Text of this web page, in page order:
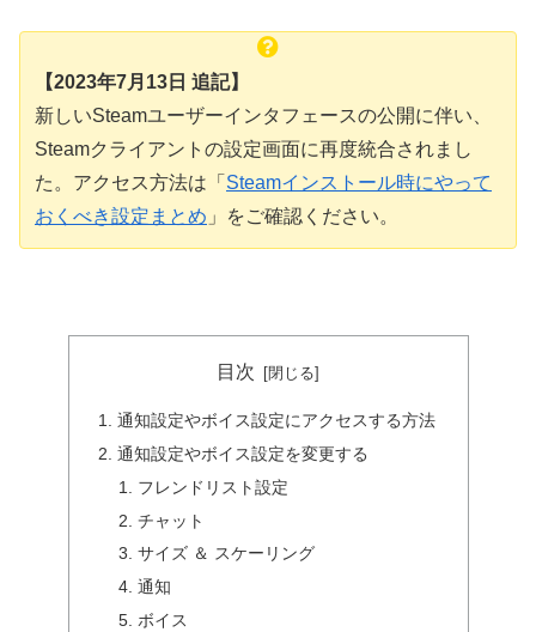
【2023年7月13日 追記】
新しいSteamユーザーインタフェースの公開に伴い、
Steamクライアントの設定画面に再度統合されまし
た。アクセス方法は「 Steamインストール時にやって
おくべき設定まとめ 」をご確認ください。
目次
通知設定やボイス設定にアクセスする方法
通知設定やボイス設定を変更する
フレンドリスト設定
チャット
サイズ ＆ スケーリング
通知
ボイス